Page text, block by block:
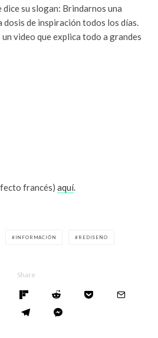
su slogan: Brindarnos una
dosis de inspiración todos los días.
video que explica todo a grandes
francés) aquí.
INFORMACIÓN REDISEÑO
Share